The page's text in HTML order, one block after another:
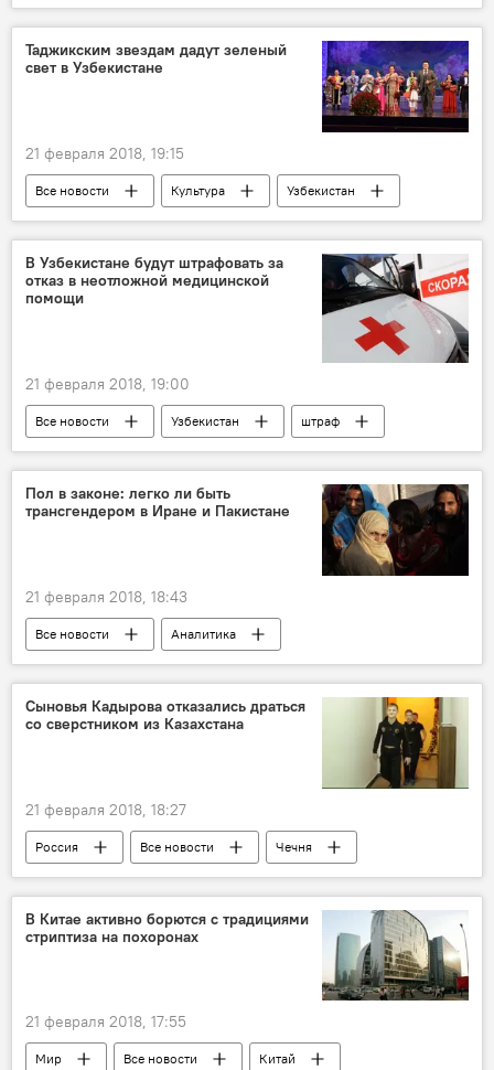
праздник
Празднование Навруза-2026
Мэр Душанбе и председатель парламента Рустам Эмомали
Новости Душанбе
Таджикским звездам дадут зеленый
свет в Узбекистане
21 февраля 2018, 19:15
Все новости Культура
Узбекистан
Министерство культуры Таджикистана
концерт
Узбекистан и Таджикистан: новости
Таджикистан
В Узбекистане будут штрафовать за
отказ в неотложной медицинской
помощи
21 февраля 2018, 19:00
Все новости Узбекистан
штраф
Центральная Азия
Пол в законе: легко ли быть
трансгендером в Иране и Пакистане
21 февраля 2018, 18:43
Все новости
Аналитика
Хадж - 2026: паломничество в Мекку
Иран
Пакистан
ислам
мусульманство
смена пола
трансгендеры
Сыновья Кадырова отказались драться
со сверстником из Казахстана
21 февраля 2018, 18:27
Россия Все новости
Чечня
Рамзан Кадыров
Центральная Азия
В Китае активно борются с традициями
стриптиза на похоронах
21 февраля 2018, 17:55
Мир Все новости Китай